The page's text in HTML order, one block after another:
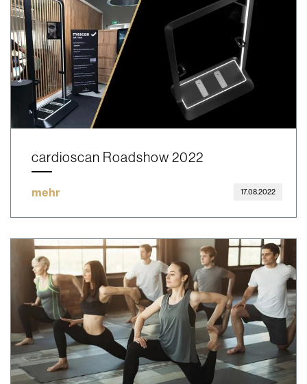
cardioscan Roadshow 2022
mehr 17.08.2022